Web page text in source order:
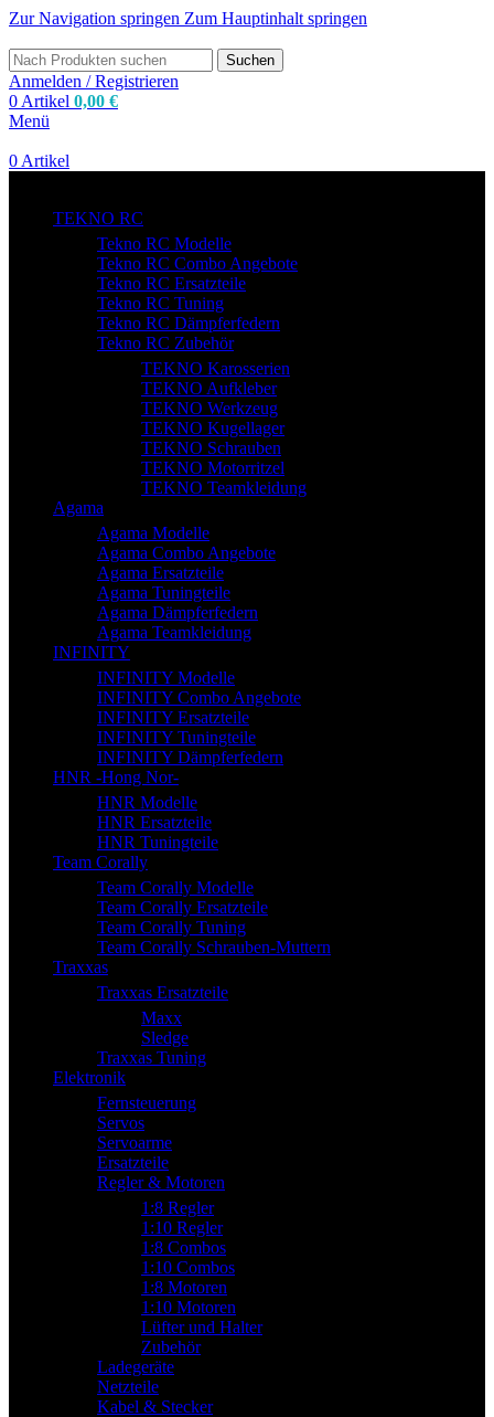
Zur Navigation springen Zum Hauptinhalt springen
Suchen
Anmelden / Registrieren
0 Artikel 0,00 €
Menü
0 Artikel
TEKNO RC
Tekno RC Modelle
Tekno RC Combo Angebote
Tekno RC Ersatzteile
Tekno RC Tuning
Tekno RC Dämpferfedern
Tekno RC Zubehör
TEKNO Karosserien
TEKNO Aufkleber
TEKNO Werkzeug
TEKNO Kugellager
TEKNO Schrauben
TEKNO Motorritzel
TEKNO Teamkleidung
Agama
Agama Modelle
Agama Combo Angebote
Agama Ersatzteile
Agama Tuningteile
Agama Dämpferfedern
Agama Teamkleidung
INFINITY
INFINITY Modelle
INFINITY Combo Angebote
INFINITY Ersatzteile
INFINITY Tuningteile
INFINITY Dämpferfedern
HNR -Hong Nor-
HNR Modelle
HNR Ersatzteile
HNR Tuningteile
Team Corally
Team Corally Modelle
Team Corally Ersatzteile
Team Corally Tuning
Team Corally Schrauben-Muttern
Traxxas
Traxxas Ersatzteile
Maxx
Sledge
Traxxas Tuning
Elektronik
Fernsteuerung
Servos
Servoarme
Ersatzteile
Regler & Motoren
1:8 Regler
1:10 Regler
1:8 Combos
1:10 Combos
1:8 Motoren
1:10 Motoren
Lüfter und Halter
Zubehör
Ladegeräte
Netzteile
Kabel & Stecker